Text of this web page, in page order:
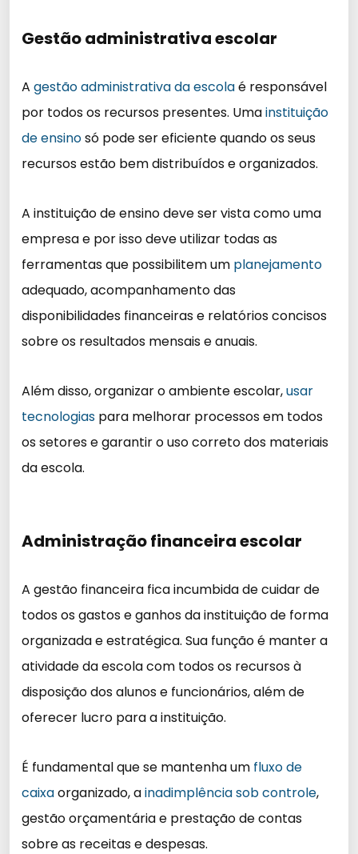
Gestão administrativa escolar
A gestão administrativa da escolaé responsável
por todos os recursos presentes. Umainstituição
de ensinosó pode ser eficiente quando os seus
recursos estão bem distribuídos e organizados.
A instituição de ensino deve ser vista como uma
empresa e por isso deve utilizar todas as
ferramentas que possibilitem um planejamento
adequado, acompanhamento das
disponibilidades financeiras e relatórios concisos
sobre os resultados mensais e anuais.
Além disso, organizar o ambiente escolar,usar
tecnologias para melhorar processos em todos
os setores e garantir o uso correto dos materiais
da escola.
Administração financeira escolar
A gestão financeira fica incumbida de cuidar de
todos os gastos e ganhos da instituição de forma
organizada e estratégica. Sua função é manter a
atividade da escola com todos os recursos à
disposição dos alunos e funcionários, além de
oferecer lucro para a instituição.
É fundamental que se mantenha um fluxo de
caixaorganizado, ainadimplência sob controle,
gestão orçamentária e prestação de contas
sobre as receitas e despesas.